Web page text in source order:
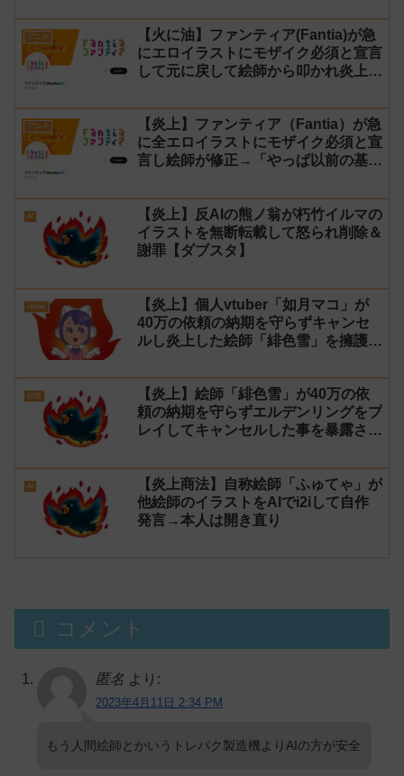
レ
アニメ
【火に油】ファンティア(Fantia)が急
にエロイラストにモザイク必須と宣言
して元に戻して絵師から叩かれ炎上し
アニメ
【炎上】ファンティア（Fantia）が急
に全エロイラストにモザイク必須と宣
言し絵師が修正→「やっぱ以前の基準
AI
【炎上】反AIの熊ノ翁が朽竹イルマの
イラストを無断転載して怒られ削除＆
謝罪【ダブスタ】
vtuber
【炎上】個人vtuber「如月マコ」が
40万の依頼の納期を守らずキャンセ
ルし炎上した絵師「緋色雪」を擁護＆
絵師
【炎上】絵師「緋色雪」が40万の依
頼の納期を守らずエルデンリングをプ
レイしてキャンセルした事を暴露され
AI
【炎上商法】自称絵師「ふゅてゃ」が
他絵師のイラストをAIでi2iして自作
発言→本人は開き直り
コメント
匿名 より:
2023年4月11日 2:34 PM
もう人間絵師とかいうトレパク製造機よりAIの方が安全